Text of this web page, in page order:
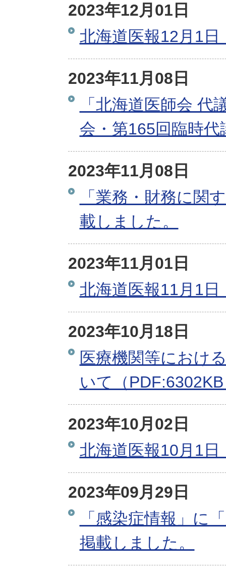
2023年12月01日
北海道医報12月1
2023年11月08日
「北海道医師会
会・第165回臨時
2023年11月08日
「業務・財務に関
載しました。
2023年11月01日
北海道医報11月1
2023年10月18日
医療機関等におけ
いて（
2023年10月02日
北海道医報10月1
2023年09月29日
「感染症情報」に
掲載しました。